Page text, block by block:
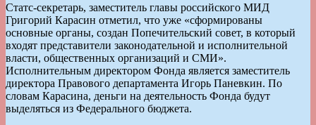
Статс-секретарь, заместитель главы российского МИД
Григорий Карасин отметил, что уже «сформированы
основные органы, создан Попечительский совет, в который
входят представители законодательной и исполнительной
власти, общественных организаций и СМИ».
Исполнительным директором Фонда является заместитель
директора Правового департамента Игорь Паневкин. По
словам Карасина, деньги на деятельность Фонда будут
выделяться из Федерального бюджета.